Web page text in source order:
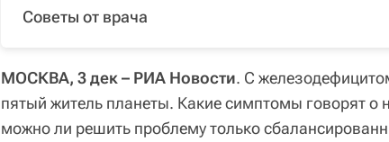
Советы от врача
МОСКВА, 3 дек – РИА Новости. С
пятый житель планеты. Какие симптомы говорят о
можно ли решить проблему только